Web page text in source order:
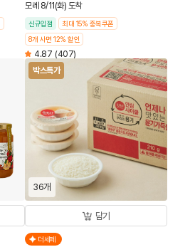
모레 8/11(화) 도착
신규입점
최대 15% 중복쿠폰
8개 사면 12% 할인
4.87 (407)
박스특가
36개
담기
더세페